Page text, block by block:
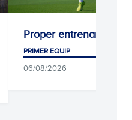
Proper entrenament
PRIMER EQUIP
06/08/2026